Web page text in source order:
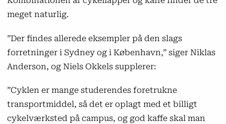
meget naturlig.
”Der findes allerede eksempler på den slags
forretninger i Sydney og i København,” siger Niklas
Anderson, og Niels Okkels supplerer:
”Cyklen er mange studerendes foretrukne
transportmiddel, så det er oplagt med et billigt
cykelværksted på campus, og god kaffe skal man